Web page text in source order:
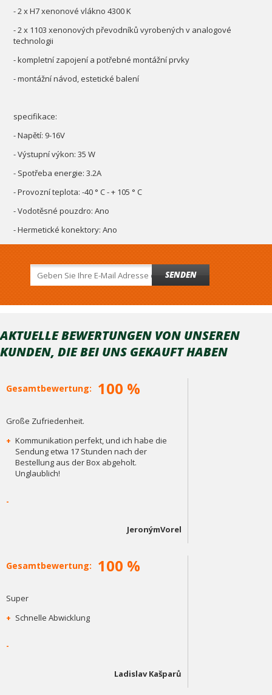
- 2 x H7 xenonové vlákno 4300 K
- 2 x 1103 xenonových převodníků vyrobených v analogové
technologii
- kompletní zapojení a potřebné montážní prvky
- montážní návod, estetické balení
specifikace:
- Napětí: 9-16V
- Výstupní výkon: 35 W
- Spotřeba energie: 3.2A
- Provozní teplota: -40 ° C - + 105 ° C
- Vodotěsné pouzdro: Ano
- Hermetické konektory: Ano
SENDEN
AKTUELLE BEWERTUNGEN VON UNSEREN
KUNDEN, DIE BEI ​​UNS GEKAUFT HABEN
Gesamtbewertung: 100 %
Große Zufriedenheit.
+ Kommunikation perfekt, und ich habe die
Sendung etwa 17 Stunden nach der
Bestellung aus der Box abgeholt.
Unglaublich!
-
JeronýmVorel
Gesamtbewertung: 100 %
Super
+ Schnelle Abwicklung
-
Ladislav Kašparů